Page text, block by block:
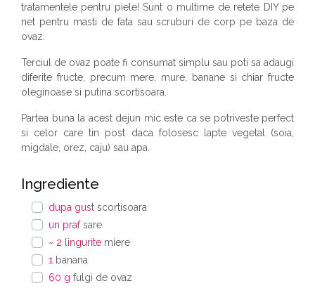
tratamentele pentru piele! Sunt o multime de retete DIY pe
net pentru masti de fata sau scruburi de corp pe baza de
ovaz.
Terciul de ovaz poate fi consumat simplu sau poti sa adaugi
diferite fructe, precum mere, mure, banane si chiar fructe
oleginoase si putina scortisoara.
Partea buna la acest dejun mic este ca se potriveste perfect
si celor care tin post daca folosesc lapte vegetal (soia,
migdale, orez, caju) sau apa.
Ingrediente
dupa gust scortisoara
un prafsare
~ 2 lingurite miere
1 banana
60 g fulgi de ovaz